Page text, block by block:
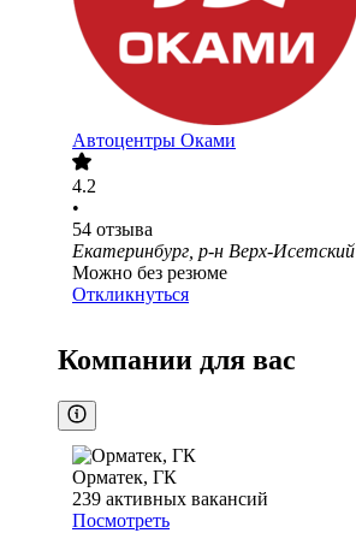
Автоцентры Оками
4.2
•
54 отзыва
Екатеринбург, р-н Верх-Исетский
Можно без резюме
Откликнуться
Компании для вас
Орматек, ГК
239 активных вакансий
Посмотреть